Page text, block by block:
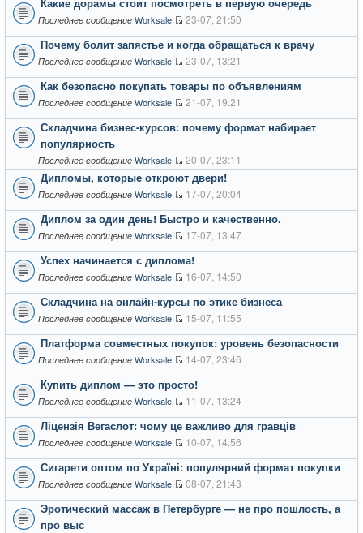
Последнее сообщение Worksale 23-07, 21:50
Почему болит запястье и когда обращаться к врачу
Последнее сообщение Worksale 23-07, 13:21
Как безопасно покупать товары по объявлениям
Последнее сообщение Worksale 21-07, 19:21
Складчина бизнес-курсов: почему формат набирает
популярность
Последнее сообщение Worksale 20-07, 23:11
Дипломы, которые откроют двери!
Последнее сообщение Worksale 17-07, 20:04
Диплом за один день! Быстро и качественно.
Последнее сообщение Worksale 17-07, 13:47
Успех начинается с диплома!
Последнее сообщение Worksale 16-07, 14:50
Складчина на онлайн-курсы по этике бизнеса
Последнее сообщение Worksale 15-07, 11:55
Платформа совместных покупок: уровень безопасности
Последнее сообщение Worksale 14-07, 23:46
Купить диплом — это просто!
Последнее сообщение Worksale 11-07, 13:24
Ліцензія Вегаслот: чому це важливо для гравців
Последнее сообщение Worksale 10-07, 14:56
Сигарети оптом по Україні: популярний формат покупки
Последнее сообщение Worksale 08-07, 21:43
Эротический массаж в Петербурге — не про пошлость, а
про выс